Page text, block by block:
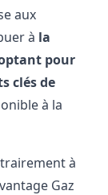
aux
à la
pour
clés de
à la
à
Gaz